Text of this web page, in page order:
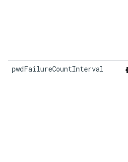
pwdFailureCountInterval